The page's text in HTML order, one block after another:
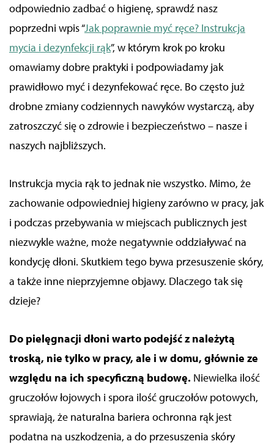
odpowiednio zadbać o higienę, sprawdź nasz
poprzedni wpis “Jak poprawnie myć ręce? Instrukcja
mycia i dezynfekcji rąk”, w którym krok po kroku
omawiamy dobre praktyki i podpowiadamy jak
prawidłowo myć i dezynfekować ręce. Bo często już
drobne zmiany codziennych nawyków wystarczą, aby
zatroszczyć się o zdrowie i bezpieczeństwo – nasze i
naszych najbliższych.
Instrukcja mycia rąk to jednak nie wszystko. Mimo, że
zachowanie odpowiedniej higieny zarówno w pracy, jak
i podczas przebywania w miejscach publicznych jest
niezwykle ważne, może negatywnie oddziaływać na
kondycję dłoni. Skutkiem tego bywa przesuszenie skóry,
a także inne nieprzyjemne objawy. Dlaczego tak się
dzieje?
Do pielęgnacji dłoni warto podejść z należytą
troską, nie tylko w pracy, ale i w domu, głównie ze
względu na ich specyficzną budowę. Niewielka ilość
gruczołów łojowych i spora ilość gruczołów potowych,
sprawiają, że naturalna bariera ochronna rąk jest
podatna na uszkodzenia, a do przesuszenia skóry